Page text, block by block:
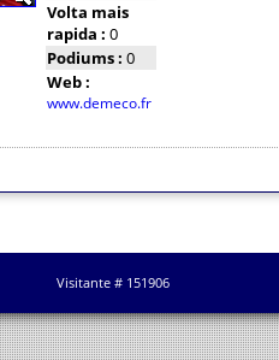
Volta mais
rapida : 0
Podiums : 0
Web :
www.demeco.fr
Visitante # 151906